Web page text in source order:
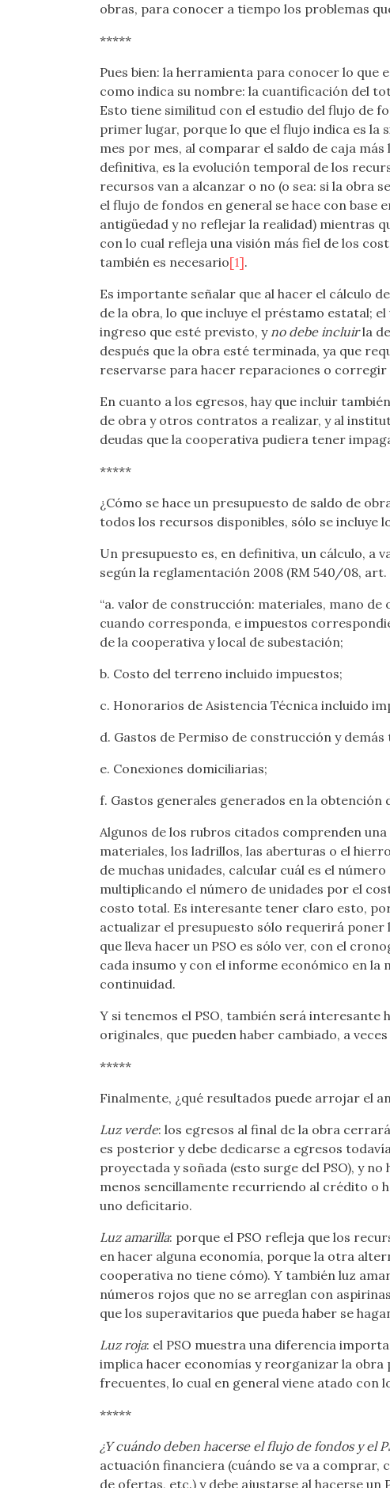
obras, para conocer a tiempo los problemas
*****
Pues bien: la herramienta para conocer lo que
como indica su nombre: la cuantificación del
Esto tiene similitud con el estudio del flujo de
primer lugar, porque lo que el flujo indica es la
mes por mes, al comparar el saldo de caja
definitiva, es la evolución temporal de los
recursos van a alcanzar o no (o sea: si la obra
el flujo de fondos en general se hace con base
antigüedad y no reflejar la realidad) mientras
con lo cual refleja una visión más fiel de los
también es necesario[1].
Es importante señalar que al hacer el cálculo
de la obra, lo que incluye el préstamo estatal;
ingreso que esté previsto, y no debe incluirla
después que la obra esté terminada, ya que
reservarse para hacer reparaciones o corregir
En cuanto a los egresos, hay que incluir
de obra y otros contratos a realizar, y al
deudas que la cooperativa pudiera tener
*****
¿Cómo se hace un presupuesto de saldo de
todos los recursos disponibles, sólo se incluye
Un presupuesto es, en definitiva, un cálculo, a
según la reglamentación 2008 (RM 540/08,
“a. valor de construcción: materiales, mano de
cuando corresponda, e impuestos
de la cooperativa y local de subestación;
b. Costo del terreno incluido impuestos;
c. Honorarios de Asistencia Técnica incluido
d. Gastos de Permiso de construcción y
e. Conexiones domiciliarias;
f. Gastos generales generados en la obtención
Algunos de los rubros citados comprenden
materiales, los ladrillos, las aberturas o el
de muchas unidades, calcular cuál es el
multiplicando el número de unidades por el
costo total. Es interesante tener claro esto,
actualizar el presupuesto sólo requerirá poner
que lleva hacer un PSO es sólo ver, con el
cada insumo y con el informe económico en la
continuidad.
Y si tenemos el PSO, también será interesante
originales, que pueden haber cambiado, a
*****
Finalmente, ¿qué resultados puede arrojar el
Luz verde: los egresos al final de la obra
es posterior y debe dedicarse a egresos
proyectada y soñada (esto surge del PSO), y
menos sencillamente recurriendo al crédito o
uno deficitario.
Luz amarilla: porque el PSO refleja que los
en hacer alguna economía, porque la otra
cooperativa no tiene cómo). Y también luz
números rojos que no se arreglan con
que los superavitarios que pueda haber se
Luz roja: el PSO muestra una diferencia
implica hacer economías y reorganizar la obra
frecuentes, lo cual en general viene atado con
*****
¿Y cuándo deben hacerse el flujo de fondos y el
actuación financiera (cuándo se va a comprar,
de ofertas, etc.) y debe ajustarse al hacerse